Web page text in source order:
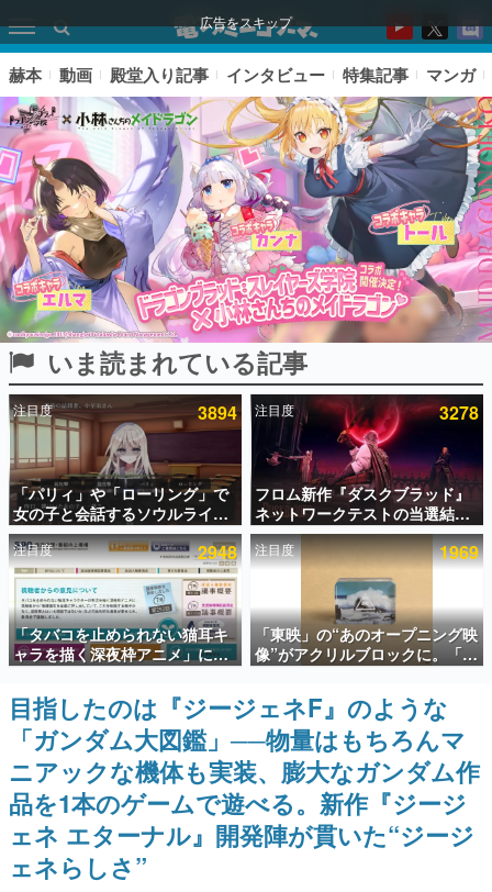
広告をスキップ
ピックアップ
電ファミのいま読まれている記事ランキング
アプリセール情報
インタビュー
連載・特集一覧
殿堂入り記事
SNS拡散数が数千以上！ ページビュー数万以上！ などな
ど。多くの人々に読まれた、電ファミ渾身の“殿堂入り”記
事をまとめました。
ゲームの企画書
名作ゲームクリエイターの方々に製作時のエピソードをお
聞きし、ヒットする企画（ゲーム）とは何か？を探ってい
きます。
赫本
この物語を解いてはいけない。『赫本』は、〈試験問題〉
の形をした短編ホラー小説集です。
新世代に訊く
赫本 動画 殿堂入り記事 インタビュー 特集記事 マンガ
いま読まれている記事
注目度 3894
「パリィ」や「ローリング」で
女の子と会話するソウルライク
恋愛ゲーム『小早川さんはソウ
ルライク』無料公開。返事に失
敗すると「YOU DIED」
注目度 3278
フロム新作『ダスクブラッド』
ネットワークテストの当選結果
が8月7日22時に発表。応募サイ
トのマイページから確認可能、
テスト実施は8月21日～24日
注目度 2948
「タバコを止められない猫耳キ
ャラを描く深夜枠アニメ」に視
聴者の一部から批判意見。違法
薬物の使用と思しき描写も含め
て、BPOが議論を交わす
注目度 1969
「東映」の“あのオープニング映
像”がアクリルブロックに。「東
映ヒストリカル グッズコレクシ
ョン」が8月下旬より発売
目指したのは『ジージェネF』のような
「ガンダム大図鑑」──物量はもちろんマ
ニアックな機体も実装、膨大なガンダム作
品を1本のゲームで遊べる。新作『ジージ
ェネ エターナル』開発陣が貫いた“ジージ
ェネらしさ”